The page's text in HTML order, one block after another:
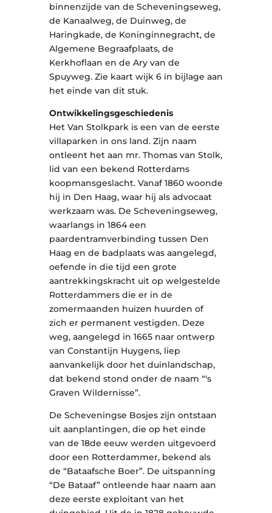
binnenzijde van de Scheveningseweg,
de Kanaalweg, de Duinweg, de
Haringkade, de Koninginnegracht, de
Algemene Begraafplaats, de
Kerkhoflaan en de Ary van de
Spuyweg. Zie kaart wijk 6 in bijlage aan
het einde van dit stuk.
Ontwikkelingsgeschiedenis
Het Van Stolkpark is een van de eerste
villaparken in ons land. Zijn naam
ontleent het aan mr. Thomas van Stolk,
lid van een bekend Rotterdams
koopmansgeslacht. Vanaf 1860 woonde
hij in Den Haag, waar hij als advocaat
werkzaam was. De Scheveningseweg,
waarlangs in 1864 een
paardentramverbinding tussen Den
Haag en de badplaats was aangelegd,
oefende in die tijd een grote
aantrekkingskracht uit op welgestelde
Rotterdammers die er in de
zomermaanden huizen huurden of
zich er permanent vestigden. Deze
weg, aangelegd in 1665 naar ontwerp
van Constantijn Huygens, liep
aanvankelijk door het duinlandschap,
dat bekend stond onder de naam “‘s
Graven Wildernisse”.
De Scheveningse Bosjes zijn ontstaan
uit aanplantingen, die op het einde
van de 18de eeuw werden uitgevoerd
door een Rotterdammer, bekend als
de “Bataafsche Boer”. De uitspanning
“De Bataaf” ontleende haar naam aan
deze eerste exploitant van het